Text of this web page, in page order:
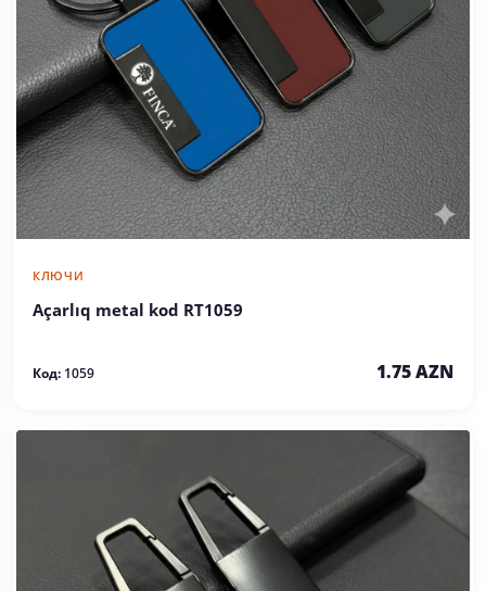
КЛЮЧИ
Açarlıq metal kod RT1059
Код: 1059 1.75 AZN